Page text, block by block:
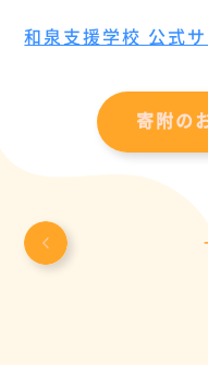
和泉支援学校 公式
寄附の